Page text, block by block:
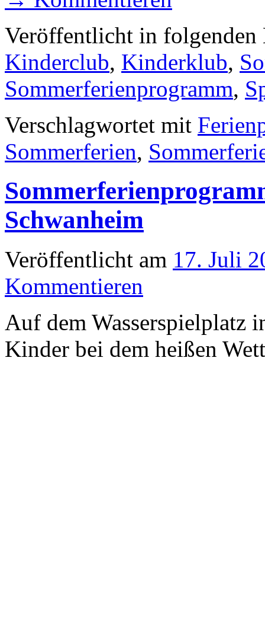
Veröffentlicht in folgenden
Kinderclub, Kinderklub,
Sommerferienprogramm,
Verschlagwortet mit
Sommerferien,
Schwanheim
Veröffentlicht am 17. Juli
Kommentieren
Auf dem Wasserspielplatz
Kinder bei dem heißen